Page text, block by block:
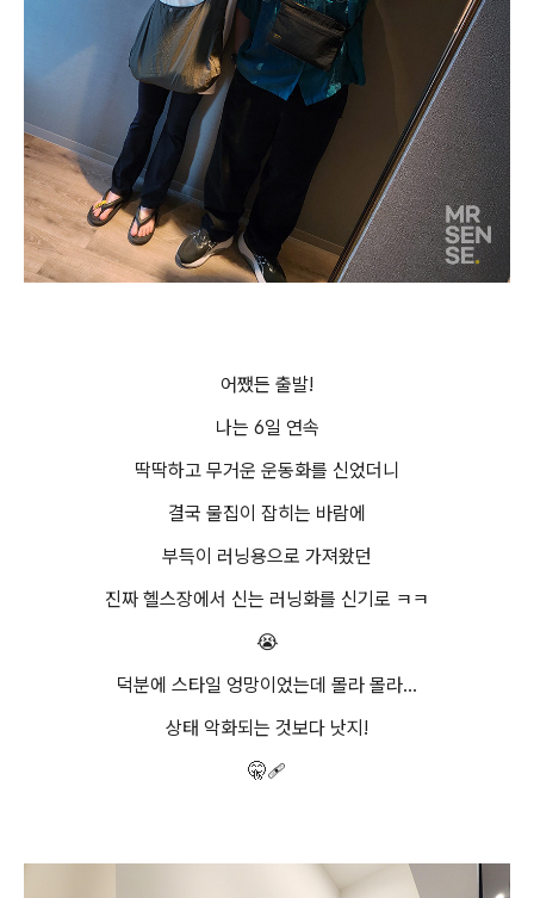
어쨌든 출발!
나는 6일 연속
딱딱하고 무거운 운동화를 신었더니
결국 물집이 잡히는 바람에
부득이 러닝용으로 가져왔던
진짜 헬스장에서 신는 러닝화를 신기로 ㅋㅋ
😭
덕분에 스타일 엉망이었는데 몰라 몰라...
상태 악화되는 것보다 낫지!
🤫🩹